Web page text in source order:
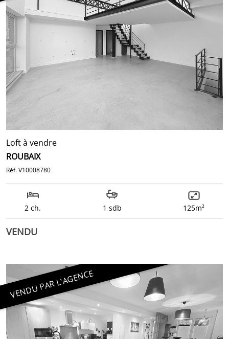
Loft à vendre
ROUBAIX
Réf. V10008780
2 ch. 1 sdb 125m²
VENDU
VENDU PAR L'AGENCE